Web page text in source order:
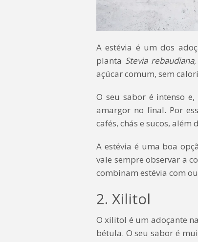
A estévia é um dos
planta Stevia rebaudiana
açúcar comum, sem
O seu sabor é intenso
amargor no final. Por
cafés, chás e sucos,
A estévia é uma boa
vale sempre observar a
combinam estévia com
2. Xilitol
O xilitol é um adoçante
bétula. O seu sabor é